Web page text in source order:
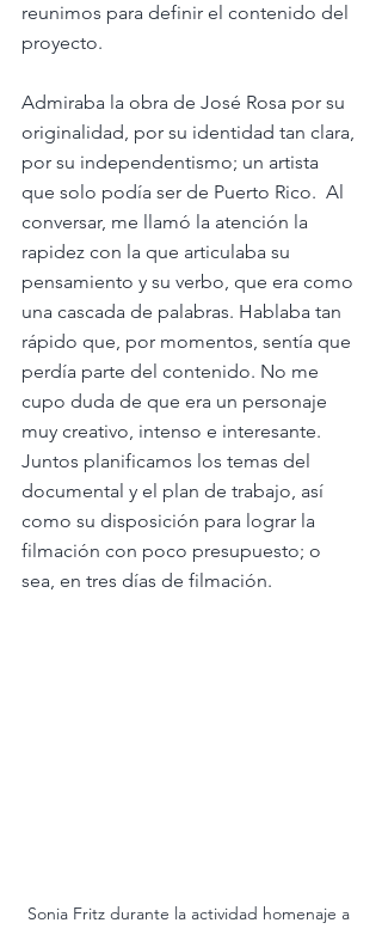
reunimos para definir el contenido del
proyecto.
Admiraba la obra de José Rosa por su
originalidad, por su identidad tan clara,
por su independentismo; un artista
que solo podía ser de Puerto Rico.  Al
conversar, me llamó la atención la
rapidez con la que articulaba su
pensamiento y su verbo, que era como
una cascada de palabras. Hablaba tan
rápido que, por momentos, sentía que
perdía parte del contenido. No me
cupo duda de que era un personaje
muy creativo, intenso e interesante.
Juntos planificamos los temas del
documental y el plan de trabajo, así
como su disposición para lograr la
filmación con poco presupuesto; o
sea, en tres días de filmación.
Sonia Fritz durante la actividad homenaje a